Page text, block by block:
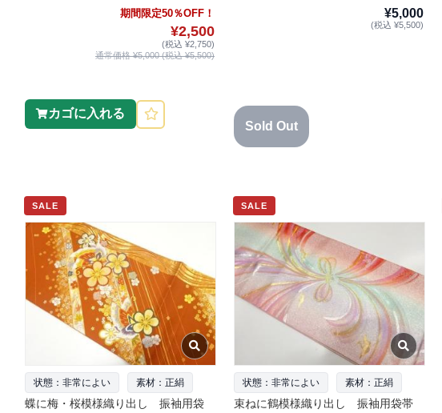
期間限定50％OFF！
¥2,500
(税込 ¥2,750)
通常価格 ¥5,000 (税込 ¥5,500)
カゴに入れる
¥5,000
(税込 ¥5,500)
Sold Out
SALE
状態：非常によい 素材：正絹
蝶に梅・桜模様織り出し 振袖用袋
SALE
状態：非常によい 素材：正絹
束ねに鶴模様織り出し 振袖用袋帯